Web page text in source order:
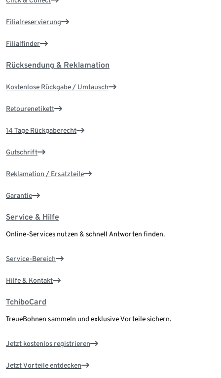
Filialreservierung
Filialfinder
Rücksendung & Reklamation
Kostenlose Rückgabe / Umtausch
Retourenetikett
14 Tage Rückgaberecht
Gutschrift
Reklamation / Ersatzteile
Garantie
Service & Hilfe
Online-Services nutzen & schnell Antworten finden.
Service-Bereich
Hilfe & Kontakt
TchiboCard
TreueBohnen sammeln und exklusive Vorteile sichern.
Jetzt kostenlos registrieren
Jetzt Vorteile entdecken